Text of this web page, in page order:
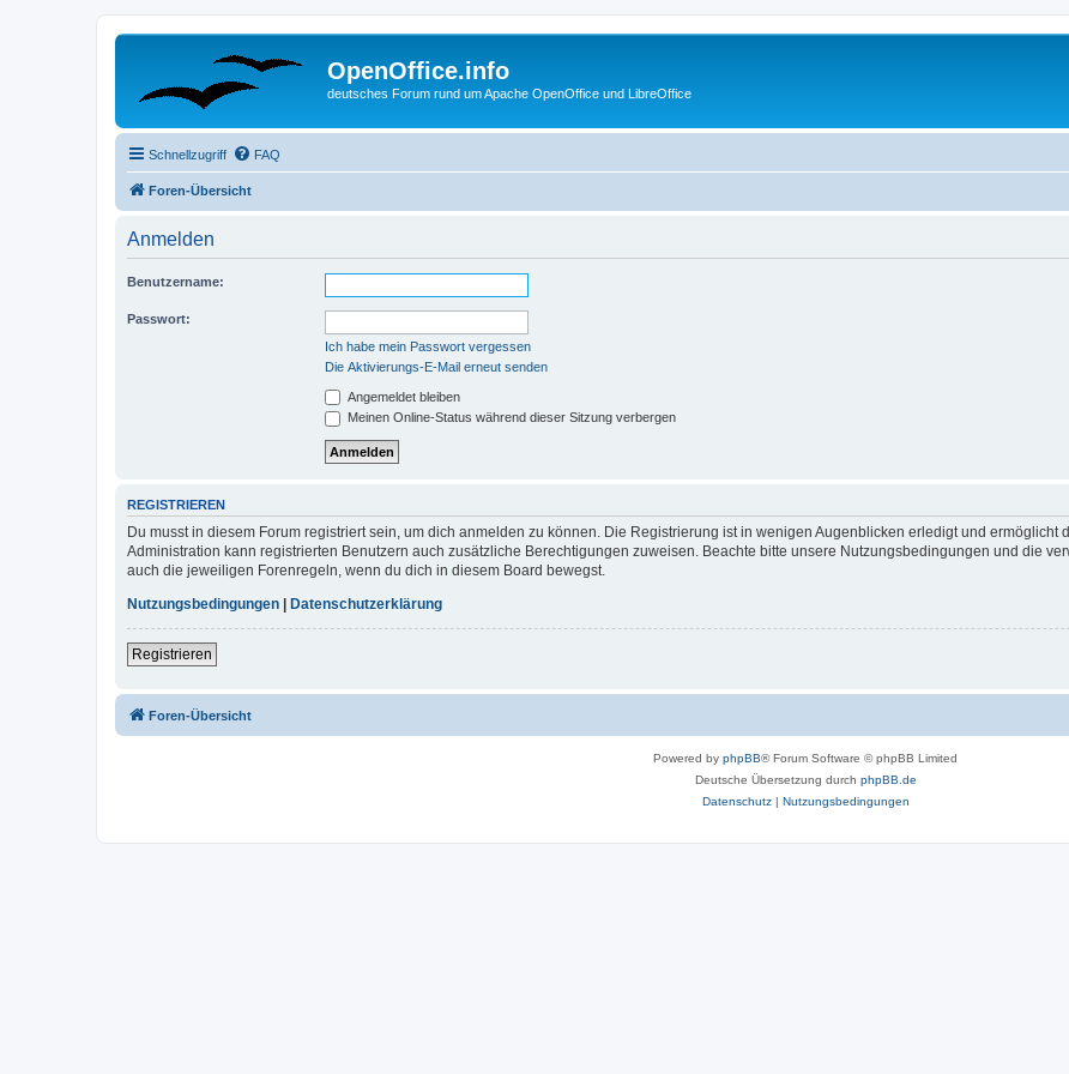
OpenOffice.info
deutsches Forum rund um Apache OpenOffice und LibreOffice
Schnellzugriff FAQ
Foren-Übersicht
Anmelden
Benutzername:
Passwort:
Ich habe mein Passwort vergessen
Die Aktivierungs-E-Mail erneut senden
Angemeldet bleiben
Meinen Online-Status während dieser Sitzung verbergen
REGISTRIEREN
Du musst in diesem Forum registriert sein, um dich anmelden zu können. Die Registrierung ist in wenigen Augenblicken erledigt und ermöglicht
Administration kann registrierten Benutzern auch zusätzliche Berechtigungen zuweisen. Beachte bitte unsere Nutzungsbedingungen und die
auch die jeweiligen Forenregeln, wenn du dich in diesem Board bewegst.
Nutzungsbedingungen
Datenschutzerklärung
Registrieren
Foren-Übersicht
Powered by phpBB® Forum Software © phpBB Limited
Deutsche Übersetzung durch phpBB.de
Datenschutz| Nutzungsbedingungen